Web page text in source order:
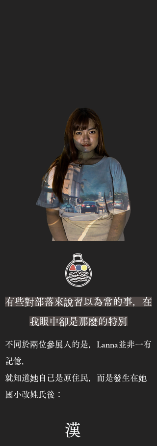
有些對部落來說習以為常的事，在
我眼中卻是那麼的特別
不同於兩位參展人的是，Lanna並非一有
記憶，
就知道她自己是原住民，而是發生在她
國小改姓氏後：
漢